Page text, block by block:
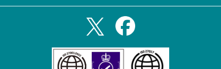
メール自動転送機能
プライバシーポリシー
Androidタブレットアプリ